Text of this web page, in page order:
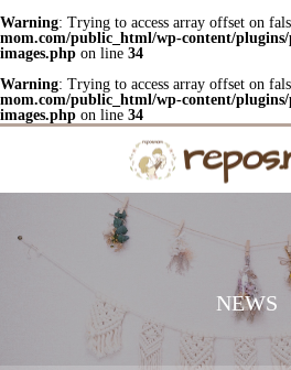
Warning: Trying to access array offset on
mom.com/public_html/wp-content/
images.php on line 34
Warning: Trying to access array offset on
mom.com/public_html/wp-content/
images.php on line 34
NEWS